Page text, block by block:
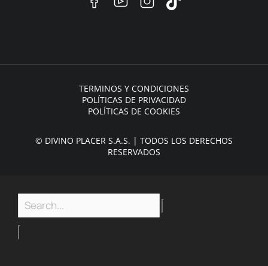
© DIVINO PLACER S.A.S. | TODOS LOS DERECHOS
RESERVADOS
TERMINOS Y CONDICIONES
POLÍTICAS DE PRIVACIDAD
POLÍTICAS DE COOKIES